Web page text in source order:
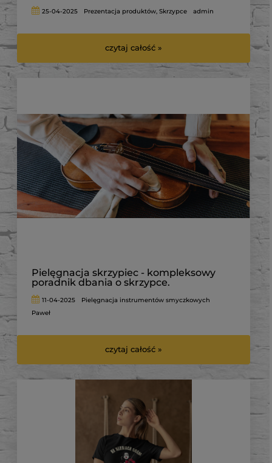
25-04-2025 Prezentacja produktów ,Skrzypce admin
czytaj całość »
Pielęgnacja skrzypiec - kompleksowy
poradnik dbania o skrzypce.
11-04-2025
Pielęgnacja instrumentów smyczkowych
Paweł
czytaj całość »